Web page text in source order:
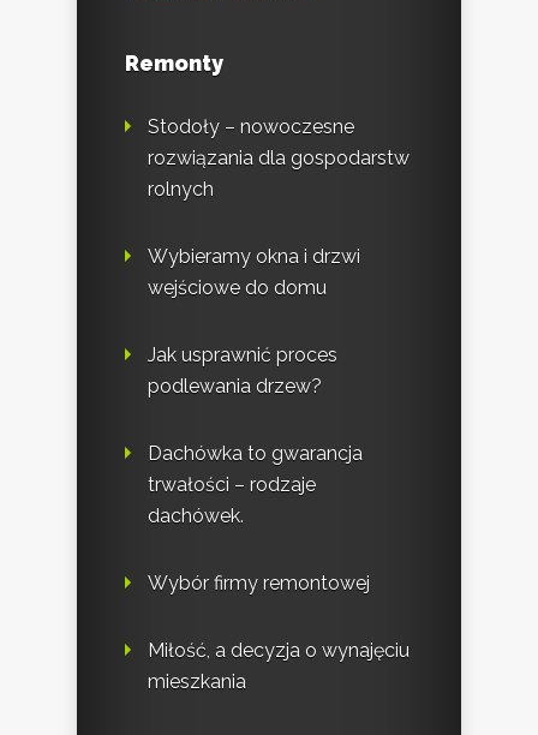
Remonty
Stodoły – nowoczesne
rozwiązania dla gospodarstw
rolnych
Wybieramy okna i drzwi
wejściowe do domu
Jak usprawnić proces
podlewania drzew?
Dachówka to gwarancja
trwałości – rodzaje
dachówek.
Wybór firmy remontowej
Miłość, a decyzja o wynajęciu
mieszkania